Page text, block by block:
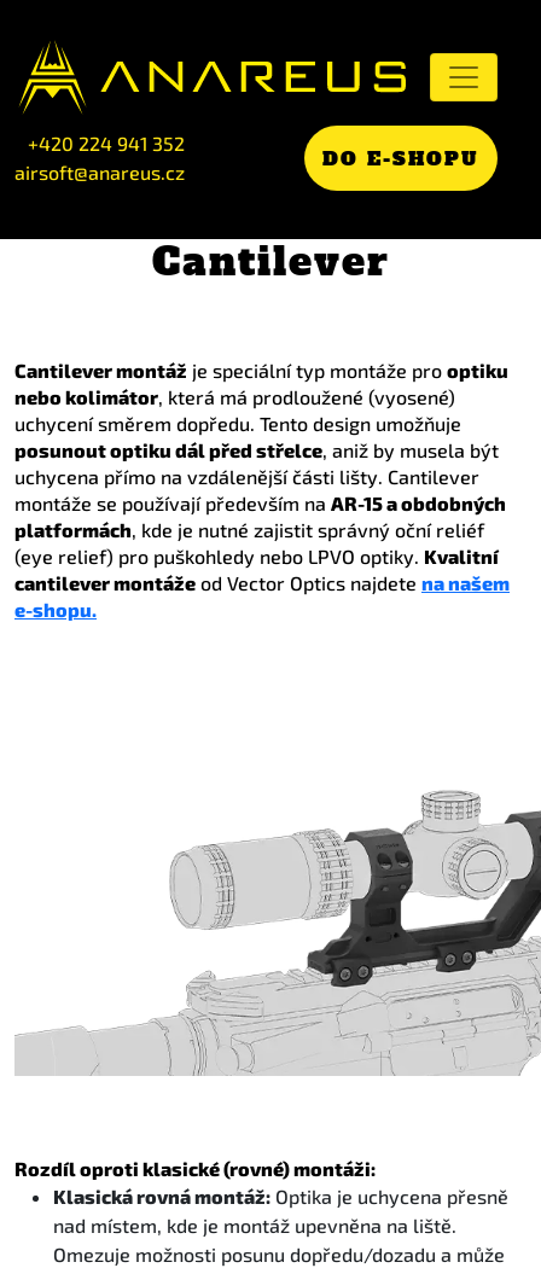
+420 224 941 352
airsoft@anareus.cz
DO E-SHOPU
Cantilever
Cantilever montáž je speciální typ montáže pro optiku
nebo kolimátor, která má prodloužené (vyosené)
uchycení směrem dopředu. Tento design umožňuje
posunout optiku dál před střelce, aniž by musela být
uchycena přímo na vzdálenější části lišty. Cantilever
montáže se používají především na AR-15 a obdobných
platformách, kde je nutné zajistit správný oční reliéf
(eye relief) pro puškohledy nebo LPVO optiky. Kvalitní
cantilever montáže od Vector Optics najdete na našem
e-shopu.
Rozdíl oproti klasické (rovné) montáži:
Klasická rovná montáž: Optika je uchycena přesně
nad místem, kde je montáž upevněna na liště.
Omezuje možnosti posunu dopředu/dozadu a může